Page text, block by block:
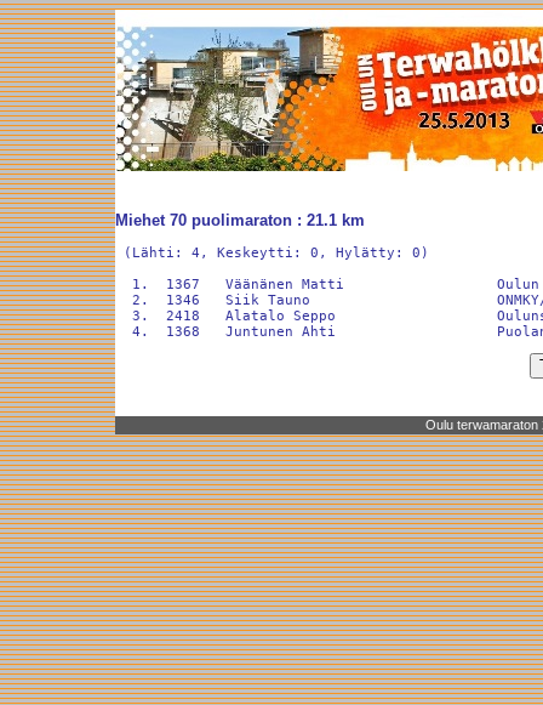
Miehet 70 puolimaraton : 21.1 km
(Lähti: 4, Keskeytti: 0, Hylätty: 0)
1.  1367   Väänänen Matti
2.  1346   Siik Tauno
3.  2418   Alatalo Seppo
Oulu